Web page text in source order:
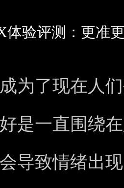
体验评测：更准
为了现在人
是一直围绕
导致情绪出